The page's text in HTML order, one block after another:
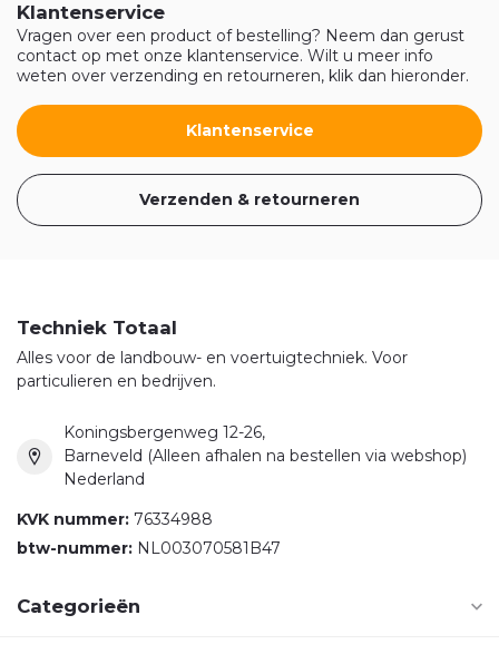
Klantenservice
Vragen over een product of bestelling? Neem dan gerust
contact op met onze klantenservice. Wilt u meer info
weten over verzending en retourneren, klik dan hieronder.
Klantenservice
Verzenden & retourneren
Techniek Totaal
Alles voor de landbouw- en voertuigtechniek. Voor
particulieren en bedrijven.
Koningsbergenweg 12-26,
Barneveld (Alleen afhalen na bestellen via webshop)
Nederland
KVK nummer: 76334988
btw-nummer: NL003070581B47
Categorieën